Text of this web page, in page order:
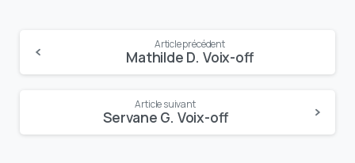
Reading
Article précédent
Mathilde D. Voix-off
Article suivant
Servane G. Voix-off